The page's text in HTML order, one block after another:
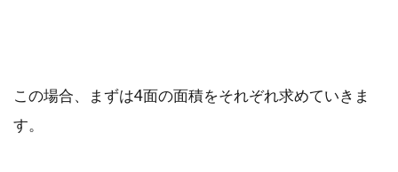
この場合、まずは4面の面積をそれぞれ求めていきま
す。